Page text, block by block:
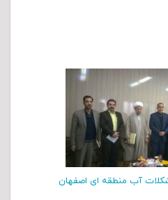
آب منطقه ای اصفهان